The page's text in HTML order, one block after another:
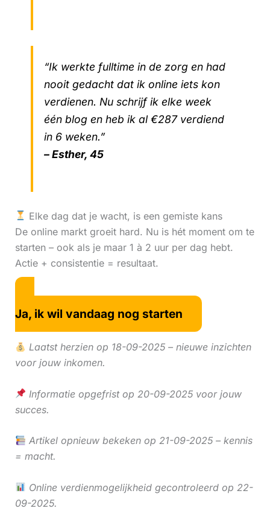
“Ik werkte fulltime in de zorg en had
nooit gedacht dat ik online iets kon
verdienen. Nu schrijf ik elke week
één blog en heb ik al €287 verdiend
in 6 weken.”
– Esther, 45
Elke dag dat je wacht, is een gemiste kans
De online markt groeit hard. Nu is hét moment om te
starten – ook als je maar 1 à 2 uur per dag hebt.
Actie + consistentie = resultaat.
Ja, ik wil vandaag nog starten
Laatst herzien op 18-09-2025 – nieuwe inzichten
voor jouw inkomen.
Informatie opgefrist op 20-09-2025 voor jouw
succes.
Artikel opnieuw bekeken op 21-09-2025 – kennis
= macht.
Online verdienmogelijkheid gecontroleerd op 22-
09-2025.